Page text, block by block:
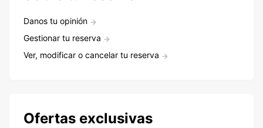
Danos tu opinión
Gestionar tu reserva
Ver, modificar o cancelar tu reserva
Ofertas exclusivas